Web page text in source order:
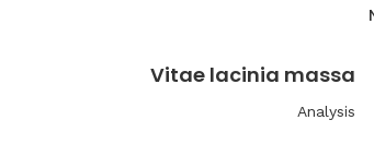
Vitae lacinia massa
Analysis